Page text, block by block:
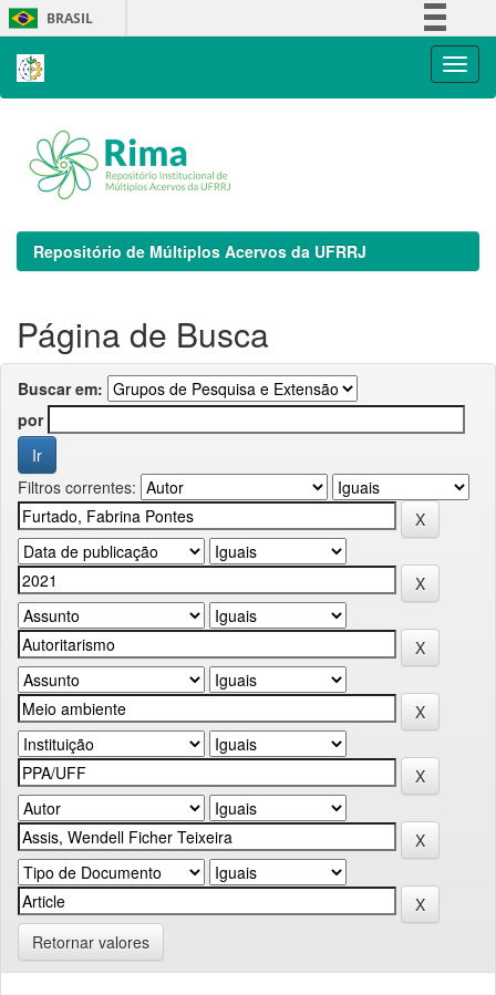
Skip
navigation
BRASIL
Repositório de Múltiplos Acervos da UFRRJ
Página de Busca
Buscar em:
por
Filtros correntes:
Retornar valores